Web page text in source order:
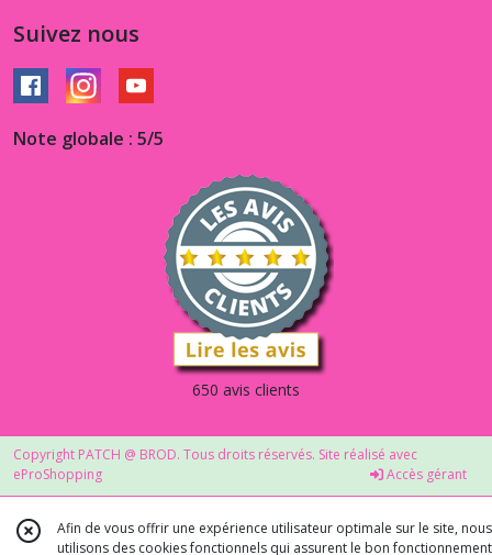
Suivez nous
Note globale : 5/5
650 avis clients
Copyright PATCH @ BROD. Tous droits réservés. Site réalisé avec
eProShopping
Accès gérant
Afin de vous offrir une expérience utilisateur optimale sur le site, nous
utilisons des cookies fonctionnels qui assurent le bon fonctionnement